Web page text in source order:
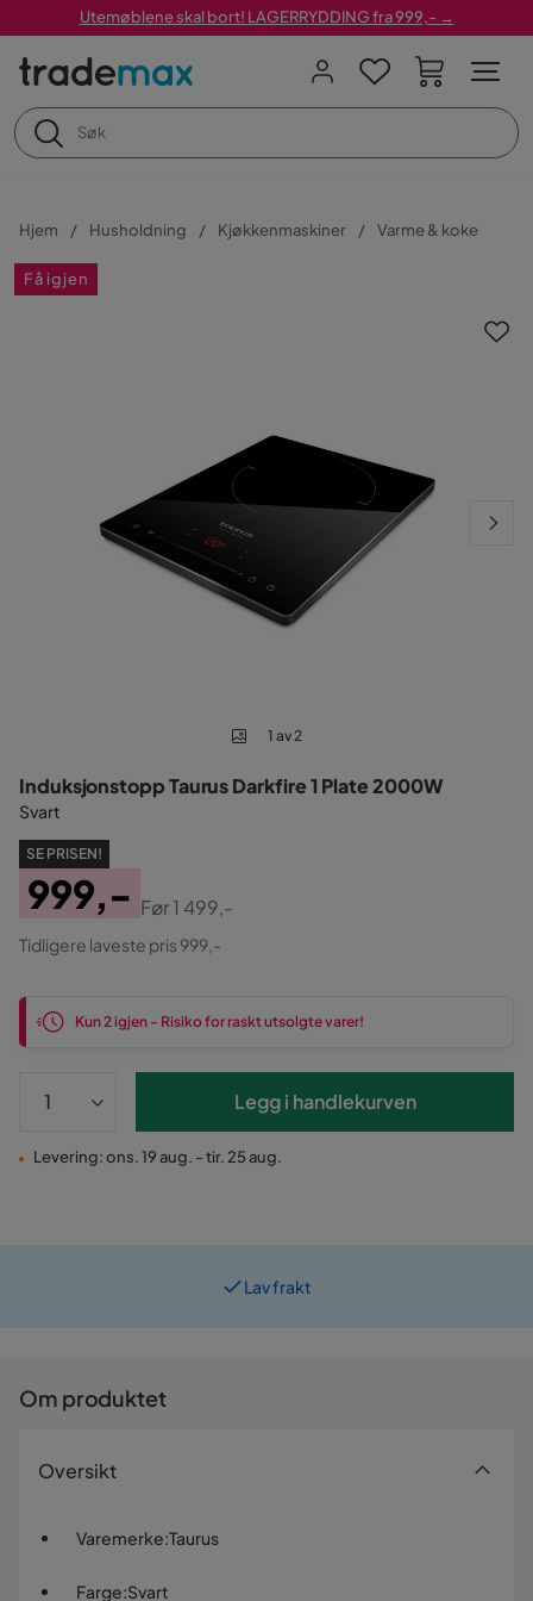
Utemøblene skal bort! LAGERRYDDING fra 999,- →
Hjem Husholdning Kjøkkenmaskiner Varme & koke
Få igjen
1 av 2
Induksjonstopp Taurus Darkfire 1 Plate 2000W
Svart
SE PRISEN!
Pris
999,-
Original
Pris
Før1 499,-
Tidligere laveste pris 999,-
Kun 2 igjen - Risiko for raskt utsolgte varer!
Legg i handlekurven
Levering: ons. 19 aug. - tir. 25 aug.
Lav frakt
Om produktet
Oversikt
Varemerke:Taurus
Farge:Svart